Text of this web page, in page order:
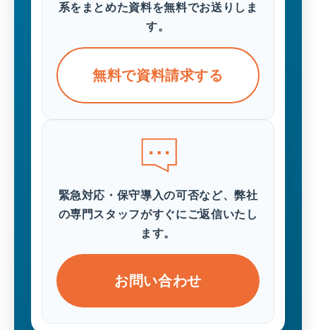
系をまとめた資料を無料でお送りしま
す。
無料で資料請求する
緊急対応・保守導入の可否など、弊社
の専門スタッフがすぐにご返信いたし
ます。
お問い合わせ